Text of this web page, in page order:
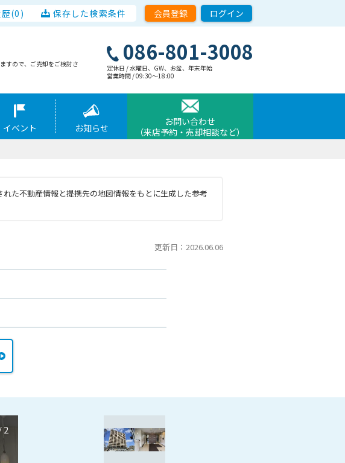
歴(0) 保存した検索条件 会員登録 ログイン
すので、ご売却をご検討さ
086-801-3008
定休日 / 水曜日、GW、お盆、年末年始
営業時間 / 09:30〜18:00
イベント お知らせ
お問い合わせ
（来店予約・売却相談など）
た不動産情報と提携先の地図情報をもとに生成した参考
更新日：2026.06.06
2